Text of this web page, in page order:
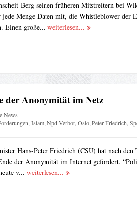
Berg seinen früheren Mitstreitern bei
jede Menge Daten mit, die Whistleblower der
Einen große... weiterlesen...
der Anonymität im Netz
News
Islam, Npd Verbot, Oslo, Peter Friedrich
Hans-Peter Friedrich (CSU) hat nach den
der Anonymität im Internet gefordert.
v... weiterlesen...